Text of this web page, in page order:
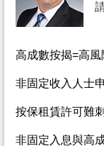
高成數按揭=高風
非固定收入人士
按保租賃許可難
非固定入息與高